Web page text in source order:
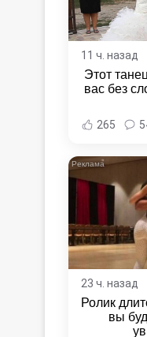
11 ч. назад
Этот
вас без
265
23 ч. назад
Ролик
вы